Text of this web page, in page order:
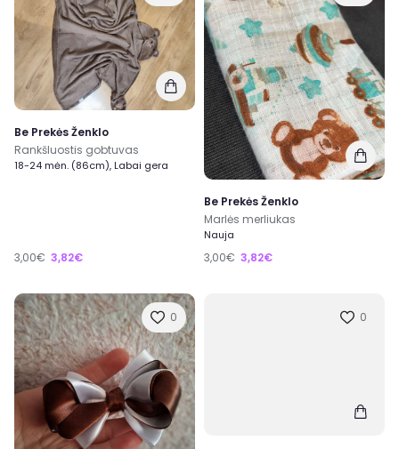
Be Prekės Ženklo
Rankšluostis gobtuvas
18-24 mėn. (86cm), Labai gera
3,00€ 3,82€
Be Prekės Ženklo
Marlės merliukas
Nauja
3,00€ 3,82€
0 0